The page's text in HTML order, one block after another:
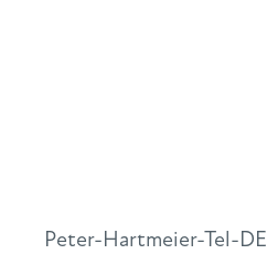
Peter-Hartmeier-Tel-DE